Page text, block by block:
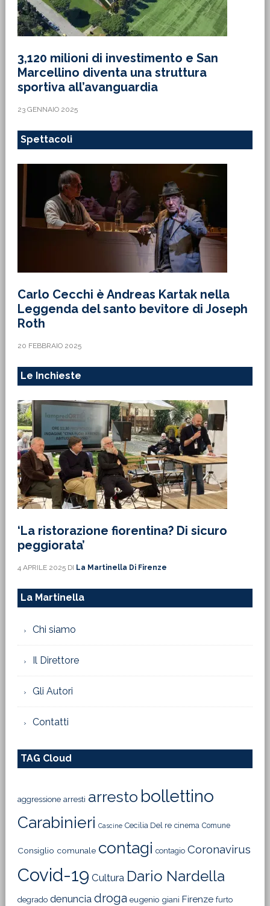
3,120 milioni di investimento e San
Marcellino diventa una struttura
sportiva all’avanguardia
23 GENNAIO 2025
Spettacoli
Carlo Cecchi è Andreas Kartak nella
Leggenda del santo bevitore di Joseph
Roth
20 FEBBRAIO 2025
Le Inchieste
‘La ristorazione fiorentina? Di sicuro
peggiorata’
4 APRILE 2025DI La Martinella Di Firenze
La Martinella
Chi siamo
Il Direttore
Gli Autori
Contatti
TAG Cloud
aggressione arresti arresto bollettino
Carabinieri Cascine Cecilia Del re cinema Comune
Consiglio comunale contagi contagio Coronavirus
Covid-19 Cultura Dario Nardella
degrado denuncia droga eugenio giani Firenze furto